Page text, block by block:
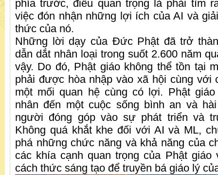
phía trước, điều quan trọng là phải tìm
việc đón nhận những lợi ích của AI và
thức của nó.
Những lời dạy của Đức Phật đã trở
dẫn dắt nhân loại trong suốt 2.600 năm
vậy. Do đó, Phật giáo không thể tồn tại
phải được hòa nhập vào xã hội cùng với
một mối quan hệ cùng có lợi. Phật
nhân đến một cuộc sống bình an và
người đóng góp vào sự phát triển và
Không quá khắt khe đối với AI và ML,
phá những chức năng và khả năng của
các khía cạnh quan trọng của Phật giáo
cách thức sáng tạo để truyền bá giáo lý